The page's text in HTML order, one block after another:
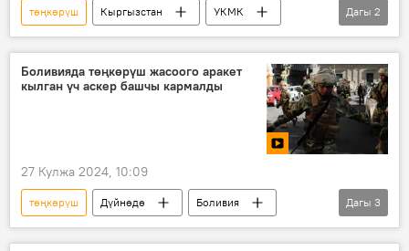
төңкөрүш Кыргызстан
УКМК
Камчыбек Ташиев
кылмыш
Дагы 2
Боливияда төңкөрүш жасоого аракет
кылган үч аскер башчы кармалды
27 Кулжа 2024, 10:09
төңкөрүш Дүйнөдө
Боливия
Саясат
Луис Арсе Видео
Дагы 3